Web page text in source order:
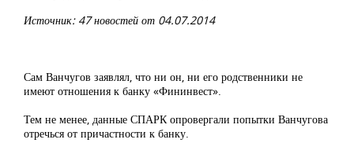
Источник: 47 новостей от 04.07.2014
Сам Ванчугов заявлял, что ни он, ни его родственники не
имеют отношения к банку «Фининвест».
Тем не менее, данные СПАРК опровергали попытки Ванчугова
отречься от причастности к банку.